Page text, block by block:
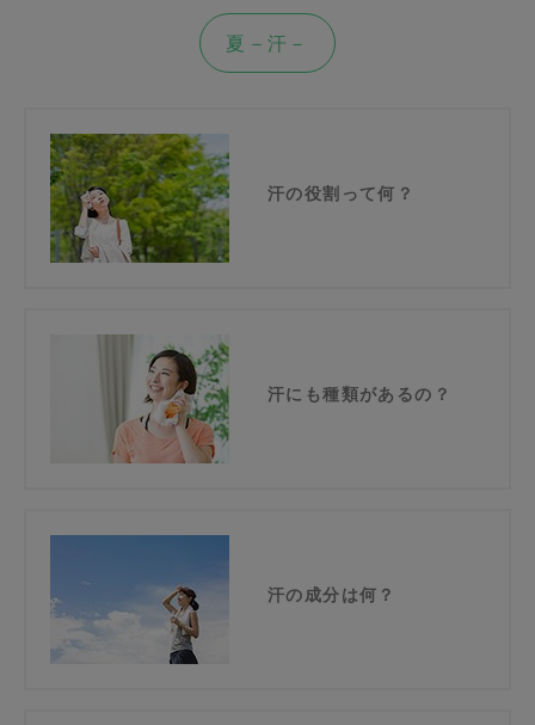
夏－汗－
汗の役割って何？
汗にも種類があるの？
汗の成分は何？